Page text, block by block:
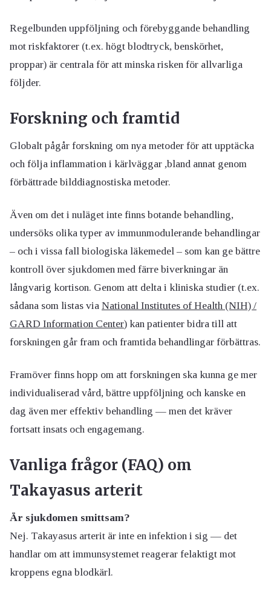
Regelbunden uppföljning och förebyggande behandling
mot riskfaktorer (t.ex. högt blodtryck, benskörhet,
proppar) är centrala för att minska risken för allvarliga
följder.
Forskning och framtid
Globalt pågår forskning om nya metoder för att upptäcka
och följa inflammation i kärlväggar ,bland annat genom
förbättrade bilddiagnostiska metoder.
Även om det i nuläget inte finns botande behandling,
undersöks olika typer av immunmodulerande behandlingar
– och i vissa fall biologiska läkemedel – som kan ge bättre
kontroll över sjukdomen med färre biverkningar än
långvarig kortison. Genom att delta i kliniska studier (t.ex.
sådana som listas via National Institutes of Health (NIH) /
GARD Information Center) kan patienter bidra till att
forskningen går fram och framtida behandlingar förbättras.
Framöver finns hopp om att forskningen ska kunna ge mer
individualiserad vård, bättre uppföljning och kanske en
dag även mer effektiv behandling — men det kräver
fortsatt insats och engagemang.
Vanliga frågor (FAQ) om
Takayasus arterit
Är sjukdomen smittsam?
Nej. Takayasus arterit är inte en infektion i sig — det
handlar om att immunsystemet reagerar felaktigt mot
kroppens egna blodkärl.